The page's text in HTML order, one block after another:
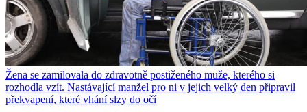
Žena se zamilovala do zdravotně postiženého muže, kterého si
rozhodla vzít. Nastávající manžel pro ni v jejich velký den připravil
překvapení, které vhání slzy do očí